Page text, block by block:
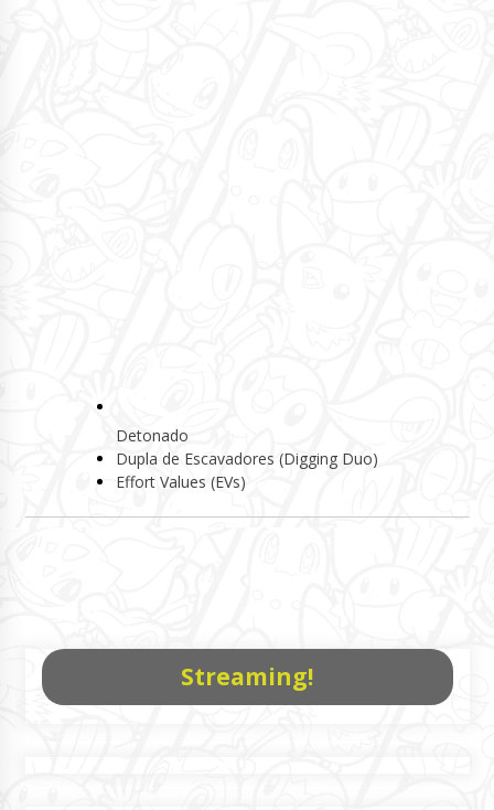
Detonado
Dupla de Escavadores (Digging Duo)
Effort Values (EVs)
Streaming!